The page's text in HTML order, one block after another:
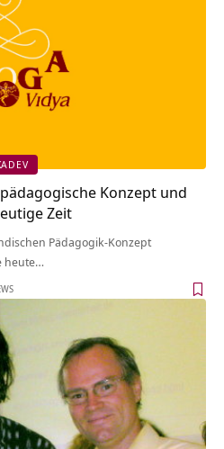
Konzept und
Zeit
Pädagogik-Konzept
heute…